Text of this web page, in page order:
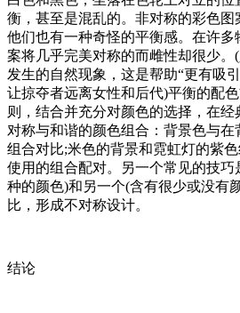
衡，甚至是混乱的。非对称的彩色图
他们也有一种奇怪的平衡感。在许多
案将几乎完美对称的而雌性却很少。
发生的自然现象，这是帮助“更有吸
让掠夺者远离女性和后代)平衡的配
则，结合并充分对颜色的选择，在
对称与和谐的颜色组合：背景色与
组合对比;米色的背景和霓虹灯的紫
使用的组合配对。另一个常见的技巧
种的颜色)和另一个(含有很少或没有
比，形成不对称设计。
结论